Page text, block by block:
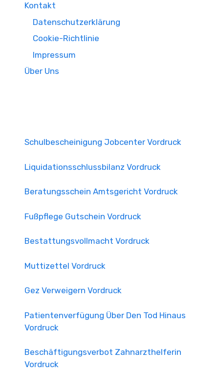
Kontakt
Datenschutzerklärung
Cookie-Richtlinie
Impressum
Über Uns
Schulbescheinigung Jobcenter Vordruck
Liquidationsschlussbilanz Vordruck
Beratungsschein Amtsgericht Vordruck
Fußpflege Gutschein Vordruck
Bestattungsvollmacht Vordruck
Muttizettel Vordruck
Gez Verweigern Vordruck
Patientenverfügung Über Den Tod Hinaus
Vordruck
Beschäftigungsverbot Zahnarzthelferin
Vordruck